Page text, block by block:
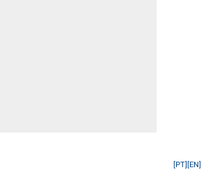
[EN]
[PT]